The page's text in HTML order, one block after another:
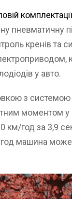
комплектації
пневматичну
кренів та
у авто.
з
моментом
км/год за 3,9
машина